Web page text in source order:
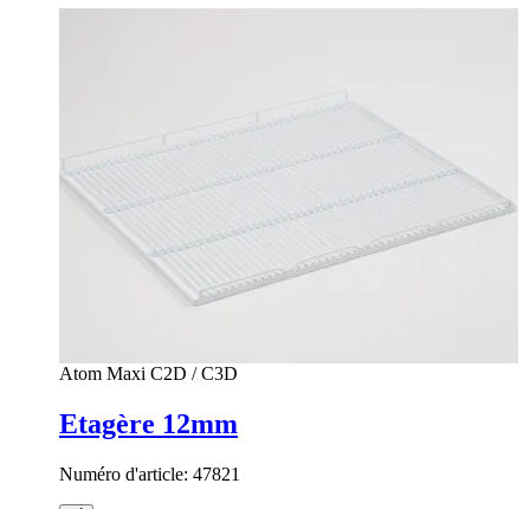
Atom Maxi C2D / C3D
Etagère 12mm
Numéro d'article: 47821